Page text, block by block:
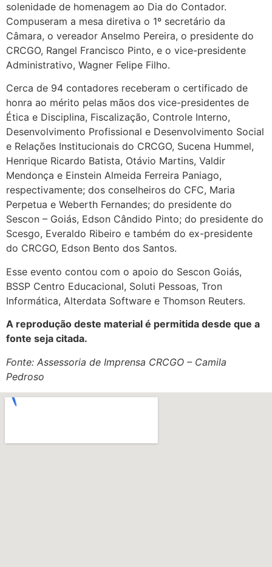
solenidade de homenagem ao Dia do Contador.
Compuseram a mesa diretiva o 1º secretário da
Câmara, o vereador Anselmo Pereira, o presidente do
CRCGO, Rangel Francisco Pinto, e o vice-presidente
Administrativo, Wagner Felipe Filho.
Cerca de 94 contadores receberam o certificado de
honra ao mérito pelas mãos dos vice-presidentes de
Ética e Disciplina, Fiscalização, Controle Interno,
Desenvolvimento Profissional e Desenvolvimento Social
e Relações Institucionais do CRCGO, Sucena Hummel,
Henrique Ricardo Batista, Otávio Martins, Valdir
Mendonça e Einstein Almeida Ferreira Paniago,
respectivamente; dos conselheiros do CFC, Maria
Perpetua e Weberth Fernandes; do presidente do
Sescon – Goiás, Edson Cândido Pinto; do presidente do
Scesgo, Everaldo Ribeiro e também do ex-presidente
do CRCGO, Edson Bento dos Santos.
Esse evento contou com o apoio do Sescon Goiás,
BSSP Centro Educacional, Soluti Pessoas, Tron
Informática, Alterdata Software e Thomson Reuters.
A reprodução deste material é permitida desde que a
fonte seja citada.
Fonte: Assessoria de Imprensa CRCGO – Camila
Pedroso